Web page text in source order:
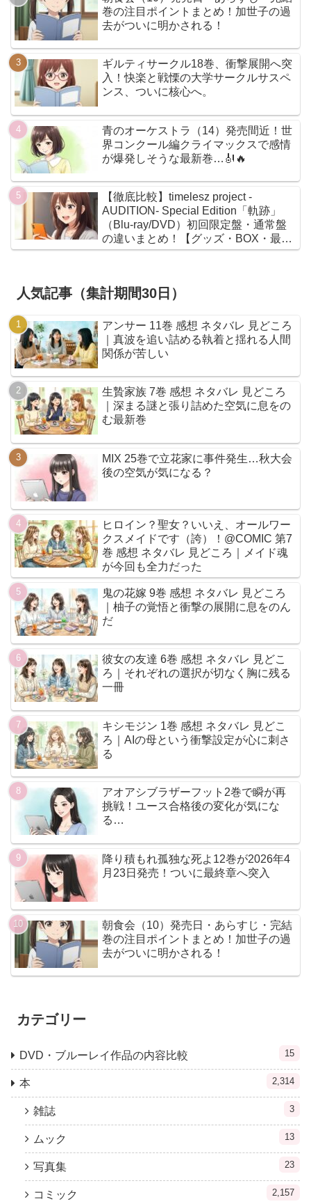
巻の注目ポイントまとめ！加世子の過
去がついに明かされる！
ギルティサークル18巻、衝撃展開へ突
入！快楽と戦慄の大学サークルサスペ
ンス、ついに核心へ。
青のオーケストラ（14）発売間近！世
界コンクール編クライマックスで感情
が爆発しそうな最新巻…🎻🔥
【徹底比較】timelesz project -
AUDITION- Special Edition「軌跡」
（Blu-ray/DVD）初回限定盤・通常盤
の違いまとめ！【グッズ・BOX・最安
値】
人気記事（集計期間30日）
アンサー 11巻 感想 ネタバレ 見どころ
｜真波を追い詰める執着と揺れる人間
関係が苦しい
生贄家族 7巻 感想 ネタバレ 見どころ
｜深まる謎と張り詰めた空気に息をの
む最新巻
MIX 25巻で立花家に事件発生…秋大会
後の空気が気になる？
ヒロイン？聖女？いいえ、オールワー
クスメイドです（誇）！@COMIC 第7
巻 感想 ネタバレ 見どころ｜メイド魂
が今回も全力だった
鬼の花嫁 9巻 感想 ネタバレ 見どころ
｜柚子の覚悟と衝撃の展開に息をのん
だ
彼女の友達 6巻 感想 ネタバレ 見どこ
ろ｜それぞれの選択が切なく胸に残る
一冊
キシモジン 1巻 感想 ネタバレ 見どこ
ろ｜AIの母という衝撃設定が心に刺さ
る
アオアシブラザーフット2巻で瞬が再
挑戦！ユース合格後の変化が気にな
る…
降り積もれ孤独な死よ12巻が2026年4
月23日発売！ついに最終章へ突入
朝食会（10）発売日・あらすじ・完結
巻の注目ポイントまとめ！加世子の過
去がついに明かされる！
カテゴリー
DVD・ブルーレイ作品の内容比較 15
本 2,314
雑誌 3
ムック 13
写真集 23
コミック 2,157